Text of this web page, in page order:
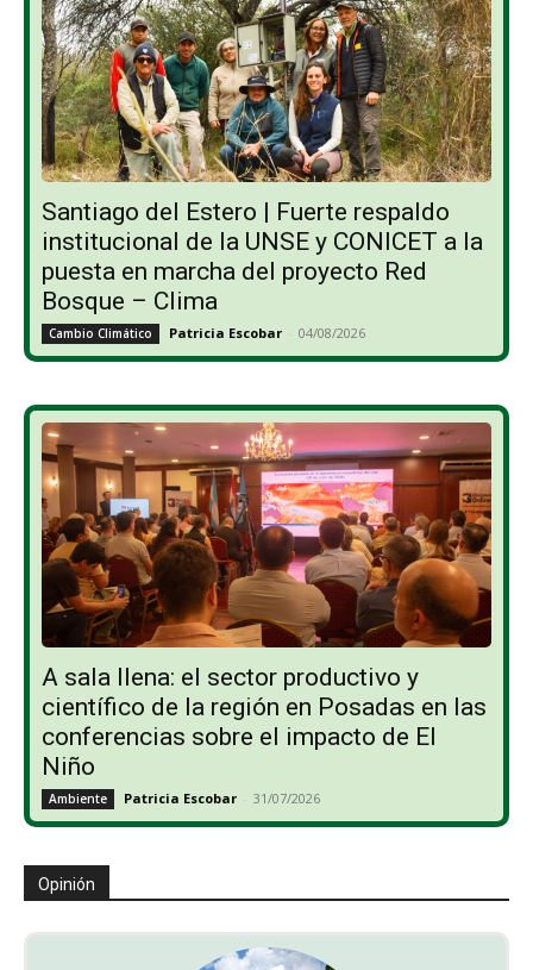
Santiago del Estero | Fuerte respaldo
institucional de la UNSE y CONICET a la
puesta en marcha del proyecto Red
Bosque – Clima
Cambio Climático Patricia Escobar - 04/08/2026
A sala llena: el sector productivo y
científico de la región en Posadas en las
conferencias sobre el impacto de El
Niño
Ambiente Patricia Escobar - 31/07/2026
Opinión